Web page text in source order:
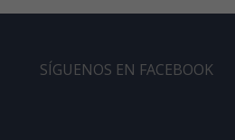
SÍGUENOS EN FACEBOOK